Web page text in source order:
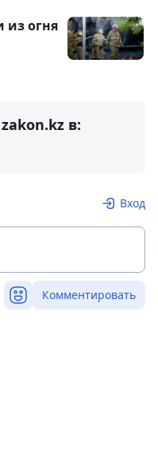
из огня
в:
Вход
Комментировать